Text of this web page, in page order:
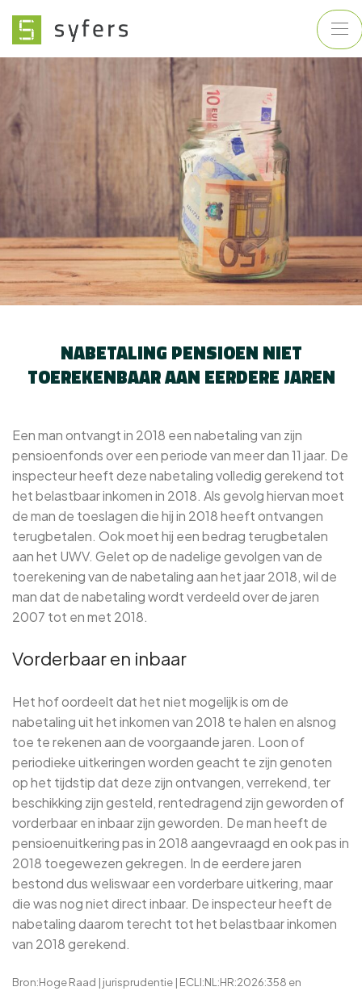
NABETALING PENSIOEN NIET
TOEREKENBAAR AAN EERDERE JAREN
Een man ontvangt in 2018 een nabetaling van zijn
pensioenfonds over een periode van meer dan 11 jaar. De
inspecteur heeft deze nabetaling volledig gerekend tot
het belastbaar inkomen in 2018. Als gevolg hiervan moet
de man de toeslagen die hij in 2018 heeft ontvangen
terugbetalen. Ook moet hij een bedrag terugbetalen
aan het UWV. Gelet op de nadelige gevolgen van de
toerekening van de nabetaling aan het jaar 2018, wil de
man dat de nabetaling wordt verdeeld over de jaren
2007 tot en met 2018.
Vorderbaar en inbaar
Het hof oordeelt dat het niet mogelijk is om de
nabetaling uit het inkomen van 2018 te halen en alsnog
toe te rekenen aan de voorgaande jaren. Loon of
periodieke uitkeringen worden geacht te zijn genoten
op het tijdstip dat deze zijn ontvangen, verrekend, ter
beschikking zijn gesteld, rentedragend zijn geworden of
vorderbaar en inbaar zijn geworden. De man heeft de
pensioenuitkering pas in 2018 aangevraagd en ook pas in
2018 toegewezen gekregen. In de eerdere jaren
bestond dus weliswaar een vorderbare uitkering, maar
die was nog niet direct inbaar. De inspecteur heeft de
nabetaling daarom terecht tot het belastbaar inkomen
van 2018 gerekend.
Bron:Hoge Raad | jurisprudentie | ECLI:NL:HR:2026:358 en